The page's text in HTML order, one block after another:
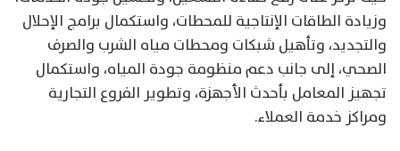
وزيادة الطاقات الإنتاجية للمحطات، واستكمال برامج الإحلال
والتجديد، وتأهيل شبكات ومحطات مياه الشرب والصرف
الصحي، إلى جانب دعم منظومة جودة المياه، واستكمال
تجهيز المعامل بأحدث الأجهزة، وتطوير الفروع التجارية
ومراكز خدمة العملاء.